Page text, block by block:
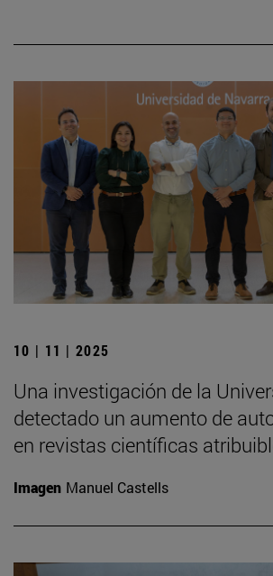
10 | 11 | 2025
Una investigación de la
detectado un aumento de
en revistas científicas
Imagen Manuel Castells